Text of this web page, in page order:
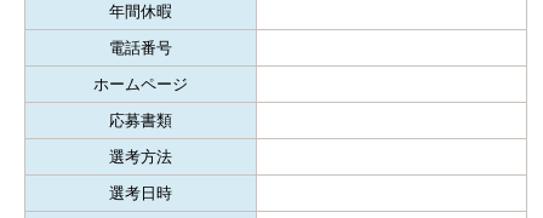
年間休暇
電話番号
ホームページ
応募書類
選考方法
選考日時